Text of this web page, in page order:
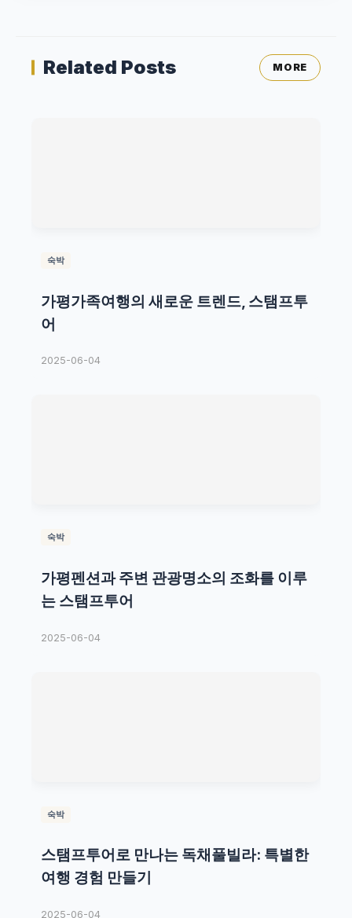
Related Posts MORE
숙박
가평가족여행의 새로운 트렌드, 스탬프투
어
2025-06-04
숙박
가평펜션과 주변 관광명소의 조화를 이루
는 스탬프투어
2025-06-04
숙박
스탬프투어로 만나는 독채풀빌라: 특별한
여행 경험 만들기
2025-06-04